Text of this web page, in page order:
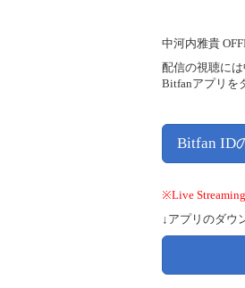
中河内雅貴
配信の視聴に
Bitfanアプリを
Bitfan ID
※Live
↓アプリのダウ